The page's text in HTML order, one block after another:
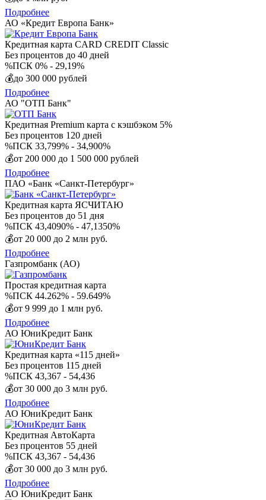
Подробнее
АО «Кредит Европа Банк»
Кредитная карта CARD CREDIT Classic
Без процентов до 40 дней
%ПСК 0% - 29,19%
💰до 300 000 рублей
Подробнее
АО "ОТП Банк"
Кредитная Premium карта с кэшбэком 5%
Без процентов 120 дней
%ПСК 33,799% - 34,900%
💰от 200 000 до 1 500 000 рублей
Подробнее
ПАО «Банк «Санкт-Петербург»
Кредитная карта ЯСЧИТАЮ
Без процентов до 51 дня
%ПСК 43,4090% - 47,1350%
💰от 20 000 до 2 млн руб.
Подробнее
Газпромбанк (АО)
Простая кредитная карта
%ПСК 44.262% - 59.649%
💰от 9 999 до 1 млн руб.
Подробнее
АО ЮниКредит Банк
Кредитная карта «115 дней»
Без процентов 115 дней
%ПСК 43,367 - 54,436
💰от 30 000 до 3 млн руб.
Подробнее
АО ЮниКредит Банк
Кредитная АвтоКарта
Без процентов 55 дней
%ПСК 43,367 - 54,436
💰от 30 000 до 3 млн руб.
Подробнее
АО ЮниКредит Банк